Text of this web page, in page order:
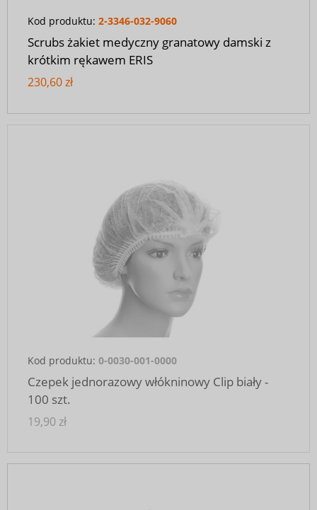
Kod produktu: 2-3346-032-9060
Scrubs żakiet medyczny granatowy damski z
krótkim rękawem ERIS
230,60 zł
Kod produktu: 0-0030-001-0000
Czepek jednorazowy włókninowy Clip biały -
100 szt.
19,90 zł